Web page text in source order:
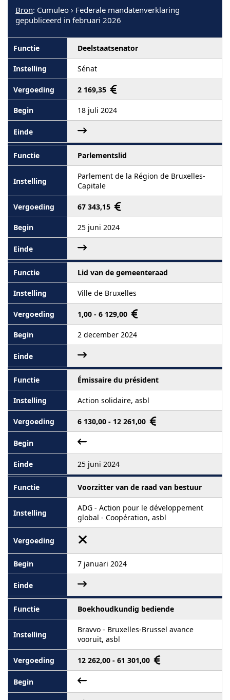
Bron: Cumuleo › Federale mandatenverklaring
gepubliceerd in februari 2026
Deelstaatsenator
Sénat
2 169,35
18 juli 2024
Parlementslid
Parlement de la Région de Bruxelles-
Capitale
67 343,15
25 juni 2024
Lid van de gemeenteraad
Ville de Bruxelles
1,00 - 6 129,00
2 december 2024
Émissaire du président
Action solidaire, asbl
6 130,00 - 12 261,00
25 juni 2024
Voorzitter van de raad van bestuur
ADG - Action pour le développement
global - Coopération, asbl
7 januari 2024
Boekhoudkundig bediende
Bravvo - Bruxelles-Brussel avance
vooruit, asbl
12 262,00 - 61 301,00